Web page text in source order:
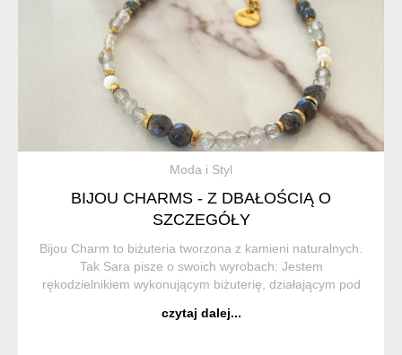
Moda i Styl
BIJOU CHARMS - Z DBAŁOŚCIĄ O
SZCZEGÓŁY
Bijou Charm to biżuteria tworzona z kamieni naturalnych.
Tak Sara pisze o swoich wyrobach: Jestem
rękodzielnikiem wykonującym biżuterię, działającym pod
ręcznych od wielu lat. Mo...
czytaj dalej...